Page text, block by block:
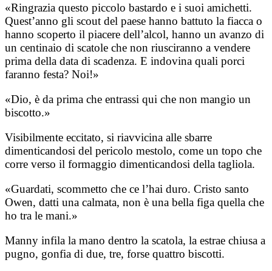
«Ringrazia questo piccolo bastardo e i suoi amichetti.
Quest’anno gli scout del paese hanno battuto la fiacca o
hanno scoperto il piacere dell’alcol, hanno un avanzo di
un centinaio di scatole che non riusciranno a vendere
prima della data di scadenza. E indovina quali porci
faranno festa? Noi!»
«Dio, è da prima che entrassi qui che non mangio un
biscotto.»
Visibilmente eccitato, si riavvicina alle sbarre
dimenticandosi del pericolo mestolo, come un topo che
corre verso il formaggio dimenticandosi della tagliola.
«Guardati, scommetto che ce l’hai duro. Cristo santo
Owen, datti una calmata, non è una bella figa quella che
ho tra le mani.»
Manny infila la mano dentro la scatola, la estrae chiusa a
pugno, gonfia di due, tre, forse quattro biscotti.